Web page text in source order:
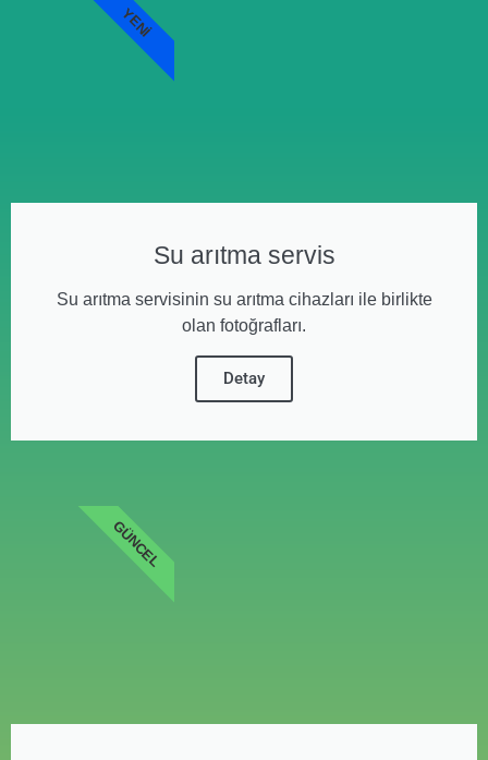
Su arıtma servis
Su arıtma servisinin su arıtma cihazları ile birlikte
olan fotoğrafları.
Detay
YENI
GÜNCEL